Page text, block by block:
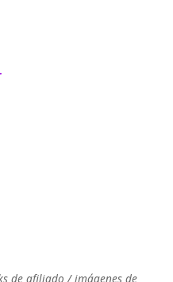
de afiliado / imágenes de